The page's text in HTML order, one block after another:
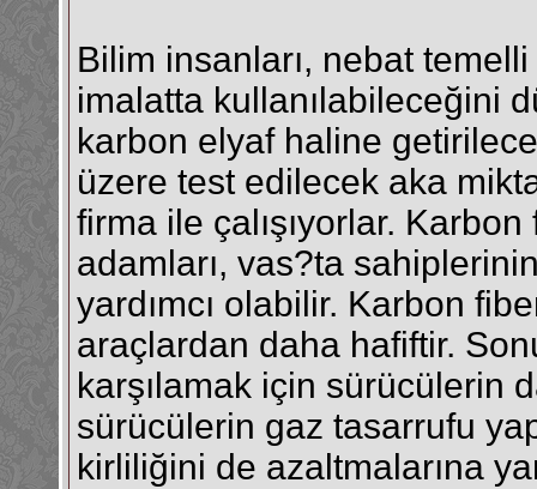
Bilim insanları, nebat
imalatta kullanılabileceğini
karbon elyaf haline
üzere test edilecek aka
firma ile çalışıyorlar.
adamları, vas?ta
yardımcı olabilir. Karbon
araçlardan daha hafiftir.
karşılamak için sürücülerin
sürücülerin gaz tasarrufu
kirliliğini de azaltmalarına